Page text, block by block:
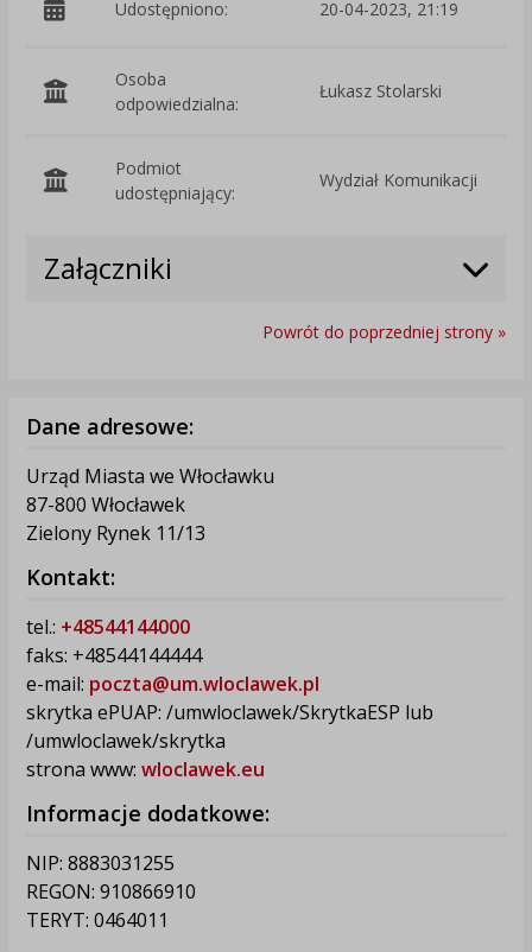
Udostępniono: 20-04-2023, 21:19
Osoba
odpowiedzialna:
Łukasz Stolarski
Podmiot
udostępniający:
Wydział Komunikacji
Załączniki
Powrót do poprzedniej strony »
Dane adresowe:
Urząd Miasta we Włocławku
87-800 Włocławek
Zielony Rynek 11/13
Kontakt:
tel.: +48544144000
faks: +48544144444
e-mail: poczta@um.wloclawek.pl
skrytka ePUAP: /umwloclawek/SkrytkaESP lub
/umwloclawek/skrytka
strona www: wloclawek.eu
Informacje dodatkowe:
NIP: 8883031255
REGON: 910866910
TERYT: 0464011